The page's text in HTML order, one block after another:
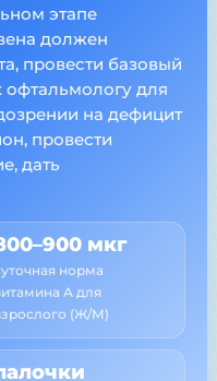
этапе
должен
провести базовый
офтальмологу для
на дефицит
провести
дать
мкг
норма
А для
(Ж/М)